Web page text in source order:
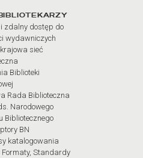
zdalny dostęp do
wydawniczych
sieć
Biblioteki
Rada Biblioteczna
Narodowego
Bibliotecznego
BN
katalogowania
Formaty, Standardy